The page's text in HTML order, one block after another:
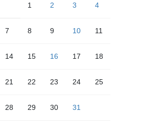
1 2 3 4
7 8 9 10 11
14 15 16 17 18
21 22 23 24 25
28 29 30 31